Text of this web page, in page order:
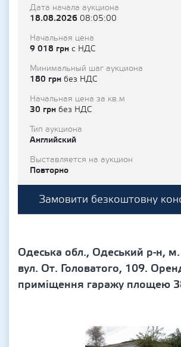
Дата начала аукциона
18.08.2026 08:05:00
Начальная цена
9 018 грн с НДС
Минимальный шаг аукциона
180 грн без НДС
Начальная цена за кв.м
30 грн без НДС
Тип аукциона
Английский
Выставляется на аукцион
Повторно
Замовити безкоштовну
Одеська обл., Одеський р-н, м.
вул. От. Головатого, 109.
приміщення гаражу площею